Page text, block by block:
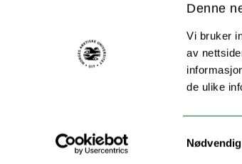
Denne
Vi bruker
av
de ulike
Nødvendig
Driftsmeldinger
Personvern ved UiT
Sikkerhet, beredskap og
Tilgjengelighetserklæring